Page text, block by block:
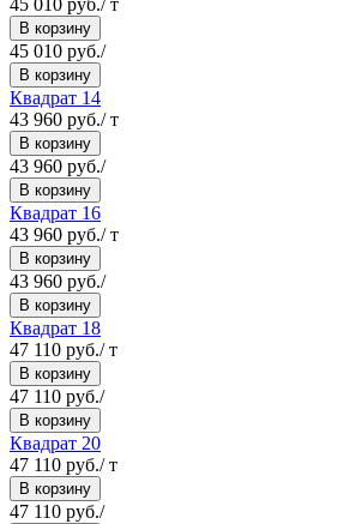
В корзину
45 010 руб./
В корзину
Квадрат 14
43 960 руб./ т
В корзину
43 960 руб./
В корзину
Квадрат 16
43 960 руб./ т
В корзину
43 960 руб./
В корзину
Квадрат 18
47 110 руб./ т
В корзину
47 110 руб./
В корзину
Квадрат 20
47 110 руб./ т
В корзину
47 110 руб./